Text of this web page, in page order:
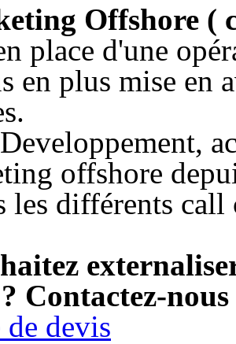
Offshore (
place d'une
en plus mise en
offshore
les différents
Contactez-
de devis